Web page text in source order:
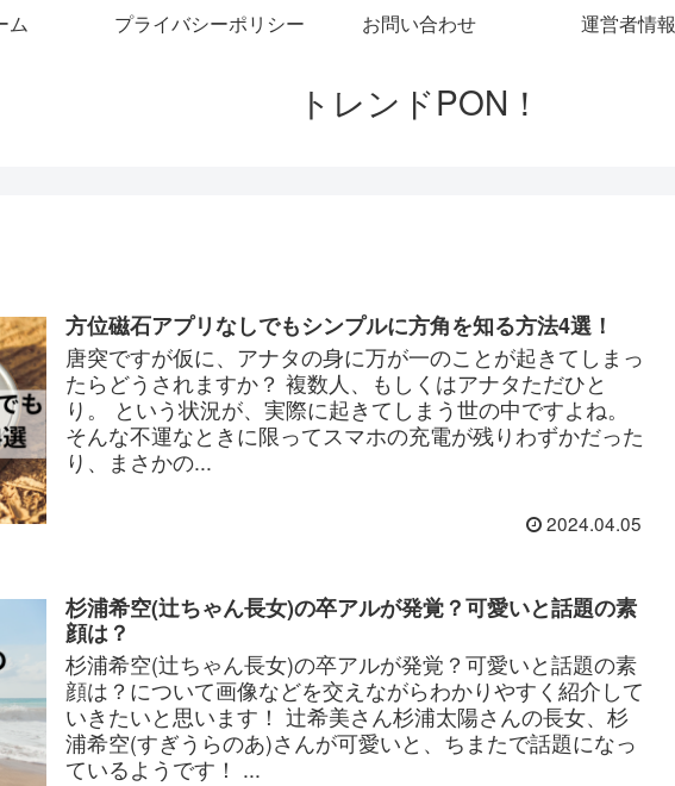
トレンドPON！
ム プライバシーポリシー お問い合わせ 運営者情報
方位磁石アプリなしでもシンプルに方角を知る方法4選！
唐突ですが仮に、アナタの身に万が一のことが起きてしまっ
たらどうされますか？ 複数人、もしくはアナタただひと
り。 という状況が、実際に起きてしまう世の中ですよね。
そんな不運なときに限ってスマホの充電が残りわずかだった
り、まさかの...
2024.04.05
杉浦希空(辻ちゃん長女)の卒アルが発覚？可愛いと話題の素
顔は？
杉浦希空(辻ちゃん長女)の卒アルが発覚？可愛いと話題の素
顔は？について画像などを交えながらわかりやすく紹介して
いきたいと思います！ 辻希美さん杉浦太陽さんの長女、杉
浦希空(すぎうらのあ)さんが可愛いと、ちまたで話題になっ
ているようです！ ...